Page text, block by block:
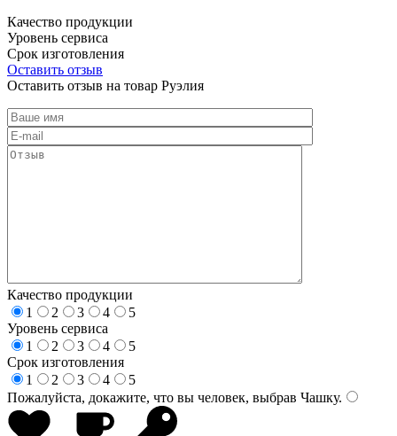
Качество продукции
Уровень сервиса
Срок изготовления
Оставить отзыв
Оставить отзыв на товар Руэлия
Качество продукции
1
2 3 4
5
Уровень сервиса
1
2 3 4
5
Срок изготовления
1
2 3 4
5
Пожалуйста, докажите, что вы человек, выбрав Чашку.